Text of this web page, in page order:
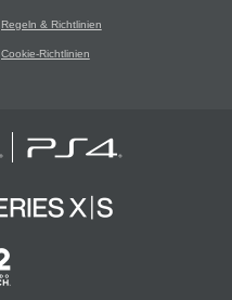
Regeln & Richtlinien
Cookie-Richtlinien